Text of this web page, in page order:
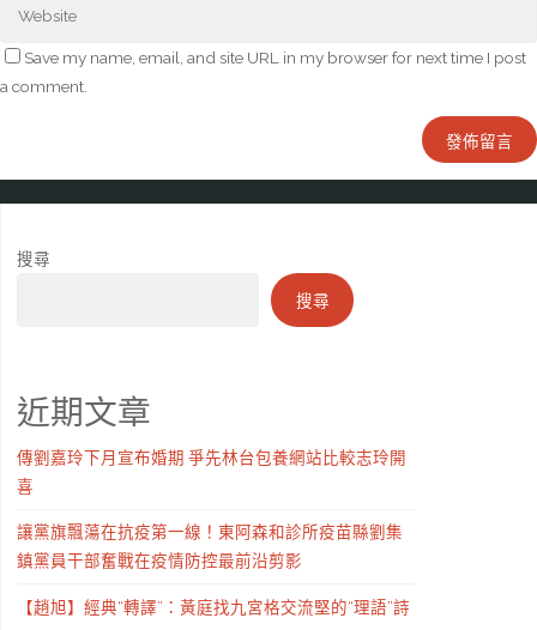
Save my name, email, and site URL in my browser for next time I post
a comment.
搜尋
搜尋
近期文章
傳劉嘉玲下月宣布婚期 爭先林台包養網站比較志玲開
喜
讓黨旗飄蕩在抗疫第一線！東阿森和診所疫苗縣劉集
鎮黨員干部奮戰在疫情防控最前沿剪影
【趙旭】經典“轉譯”：黃庭找九宮格交流堅的“理語”詩